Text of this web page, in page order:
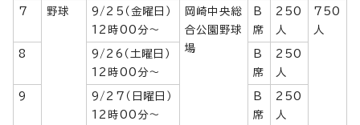
7 野球
9/25（金曜日）
12時00分〜
岡崎中央総
合公園野球
場
B
席
250
人
750
人
8
9/26（土曜日）
12時00分〜
B
席
250
人
9
9/27（日曜日）
12時00分〜
B
席
250
人